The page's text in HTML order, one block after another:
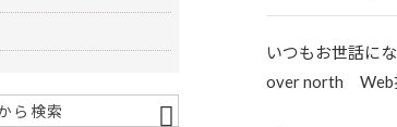
いつもお世話に
over north Web